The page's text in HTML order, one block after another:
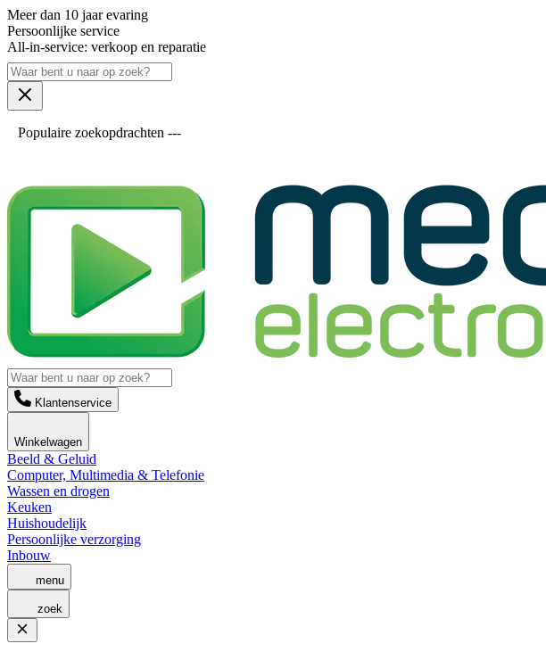
Meer dan 10 jaar evaring
Persoonlijke service
All-in-service: verkoop en reparatie
Populaire zoekopdrachten ---
Klantenservice
Winkelwagen
Beeld & Geluid
Computer, Multimedia & Telefonie
Wassen en drogen
Keuken
Huishoudelijk
Persoonlijke verzorging
Inbouw
menu
zoek